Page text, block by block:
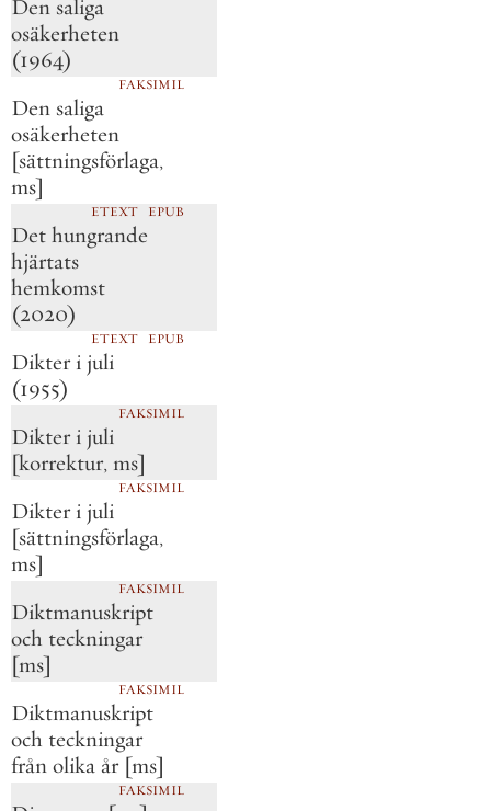
Den saliga
osäkerheten
(1964)
FAKSIMIL
Den saliga
osäkerheten
[sättningsförlaga,
ms]
ETEXT EPUB
Det hungrande
hjärtats
hemkomst
(2020)
ETEXT EPUB
Dikter i juli
(1955)
FAKSIMIL
Dikter i juli
[korrektur, ms]
FAKSIMIL
Dikter i juli
[sättningsförlaga,
ms]
FAKSIMIL
Diktmanuskript
och teckningar
[ms]
FAKSIMIL
Diktmanuskript
och teckningar
från olika år [ms]
FAKSIMIL